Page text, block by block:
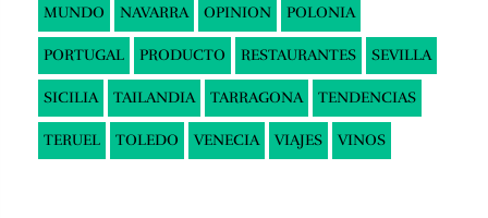
MUNDO NAVARRA OPINION POLONIA
PORTUGAL PRODUCTO RESTAURANTES SEVILLA
SICILIA TAILANDIA TARRAGONA TENDENCIAS
TERUEL TOLEDO VENECIA VIAJES VINOS